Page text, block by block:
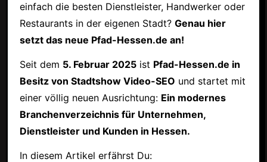
einfach die besten Dienstleister, Handwerker oder
Restaurants in der eigenen Stadt? Genau hier
setzt das neue Pfad-Hessen.de an!
Seit dem 5. Februar 2025ist Pfad-Hessen.de in
Besitz von Stadtshow Video-SEO und startet mit
einer völlig neuen Ausrichtung: Ein modernes
Branchenverzeichnis für Unternehmen,
Dienstleister und Kunden in Hessen.
In diesem Artikel erfährst Du: